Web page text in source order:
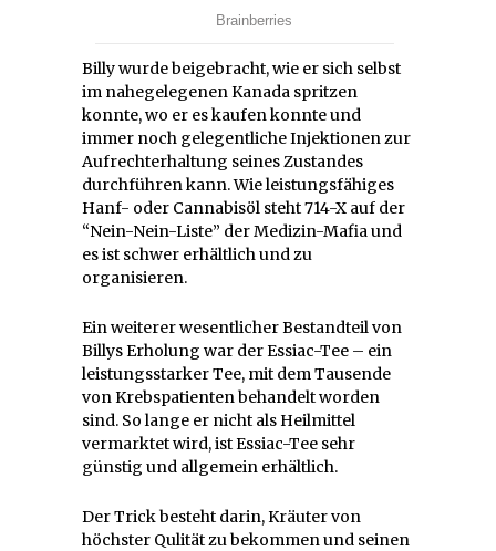
Billy wurde beigebracht, wie er sich selbst
im nahegelegenen Kanada spritzen
konnte, wo er es kaufen konnte und
immer noch gelegentliche Injektionen zur
Aufrechterhaltung seines Zustandes
durchführen kann. Wie leistungsfähiges
Hanf- oder Cannabisöl steht 714-X auf der
“Nein-Nein-Liste” der Medizin-Mafia und
es ist schwer erhältlich und zu
organisieren.
Ein weiterer wesentlicher Bestandteil von
Billys Erholung war der Essiac-Tee – ein
leistungsstarker Tee, mit dem Tausende
von Krebspatienten behandelt worden
sind. So lange er nicht als Heilmittel
vermarktet wird, ist Essiac-Tee sehr
günstig und allgemein erhältlich.
Der Trick besteht darin, Kräuter von
höchster Qulität zu bekommen und seinen